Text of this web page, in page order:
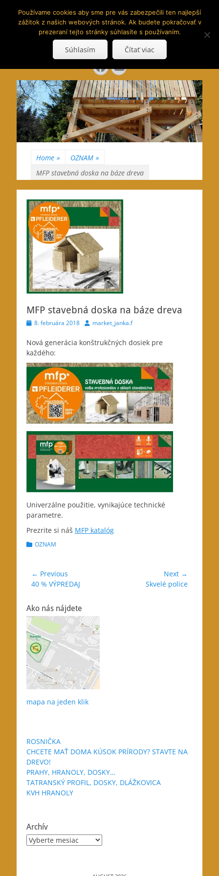
www.hranoly.sk
…kus prírody priamo k Vám
Search
Facebook
YouTube
Home » OZNAM »
MFP stavebná doska na báze dreva
MFP stavebná doska na báze dreva
Posted
8. februára 2018 Authormarket_janka.f
Nová generácia konštrukčných dosiek pre
každého:
Univerzálne použitie, vynikajúce technické
parametre.
Prezrite si náš MFP katalóg
Categories
OZNAM
Navigácia
v
← Previous
Previous
40 % VÝPREDAJ
Next →
Skvelé police
Ako nás nájdete
mapa na jeden klik
ROSNIČKA
CHCETE MAŤ DOMA KÚSOK PRÍRODY? STAVTE NA
DREVO!
PRAHY, HRANOLY, DOSKY…
TATRANSKÝ PROFIL, DOSKY, DLÁŽKOVICA
KVH HRANOLY
Archív
Archív
Používame cookies aby sme pre vás zabezpečili ten najlepší
zážitok z našich webových stránok. Ak budete pokračovať v
prezeraní tejto stránky súhlasíte s používaním.
Súhlasím Čítať viac